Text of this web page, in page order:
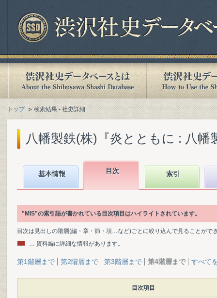
トップ 検索結果 - 社史詳細
八幡製鉄(株)『炎とともに : 八幡
基本情報 目次 索引
"MIS"の索引語が書かれている目次項目はハイライトされています。
目次は見出しの階層(編・章・節・項…など)ごとに絞り込んで見ることがで
… 資料編に詳細な情報があります。
第1階層まで 第2階層まで 第3階層まで 第4階層まで すべて
目次項目